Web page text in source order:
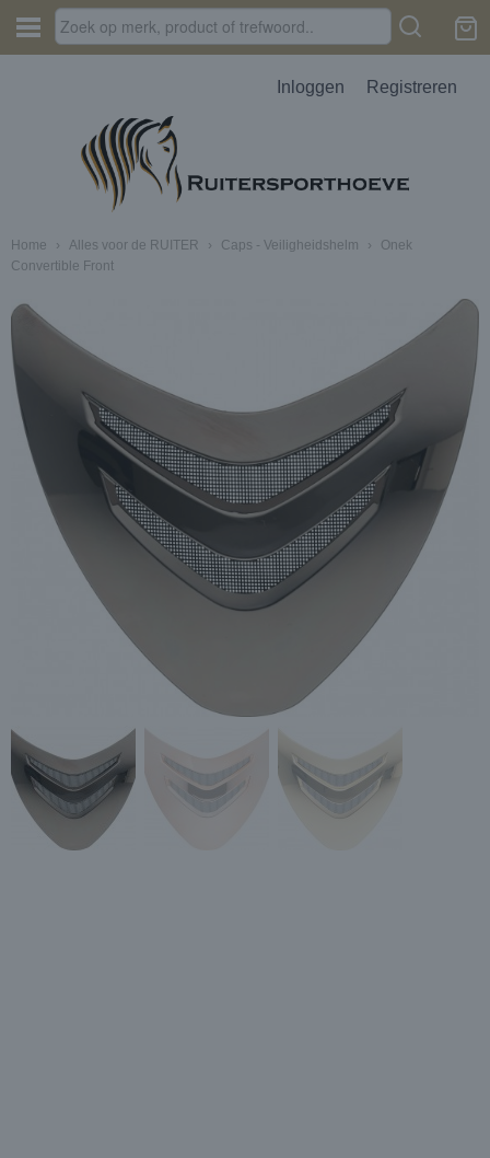
Inloggen Registreren
Home › Alles voor de RUITER › Caps - Veiligheidshelm ›
Onek
Convertible Front